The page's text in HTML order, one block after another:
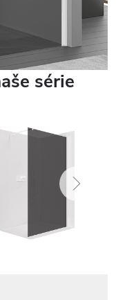
série